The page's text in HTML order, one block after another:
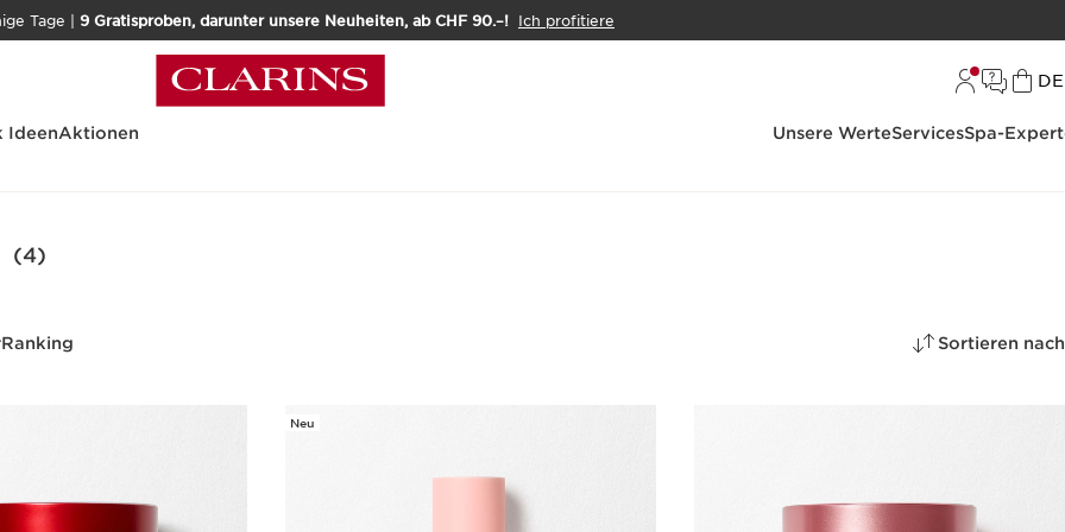
Tage | 9 Gratisproben, darunter unsere Neuheiten, ab CHF 90.–! Ich profitiere
DE
IdeenAktionen Unsere WerteServicesSpa-
(4)
Ranking Sortieren nach
Neu